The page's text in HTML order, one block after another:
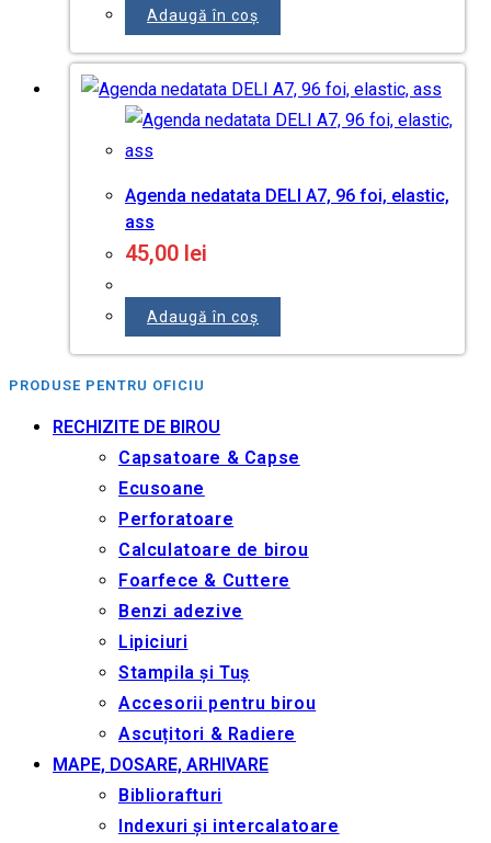
Adaugă în coș
Agenda nedatata DELI A7, 96 foi, elastic,
ass
45,00 lei
Adaugă în coș
PRODUSE PENTRU OFICIU
RECHIZITE DE BIROU
Capsatoare & Capse
Ecusoane
Perforatoare
Calculatoare de birou
Foarfece & Cuttere
Benzi adezive
Lipiciuri
Stampila și Tuș
Accesorii pentru birou
Ascuțitori & Radiere
MAPE, DOSARE, ARHIVARE
Bibliorafturi
Indexuri și intercalatoare